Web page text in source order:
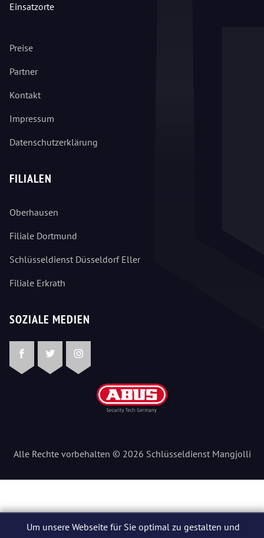
Einsatzorte
Preise
Partner
Kontakt
Impressum
Datenschutzerklärung
FILIALEN
Oberhausen
Filiale Dortmund
Schlüsseldienst Düsseldorf Eller
Filiale Erkrath
SOZIALE MEDIEN
FacebookTwitterInstagram
Alle Rechte vorbehalten © 2026 Schlüsseldienst Mangjolli
Um unsere Webseite für Sie optimal zu gestalten und